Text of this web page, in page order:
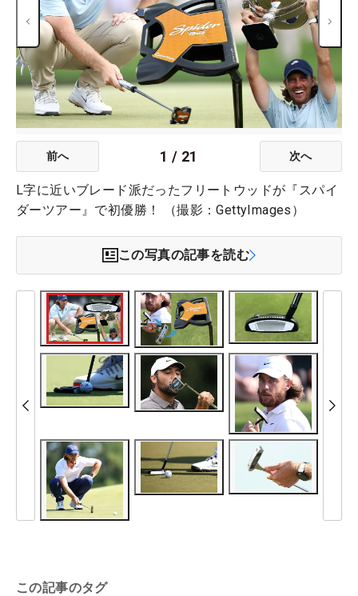
前へ 1 / 21 次へ
L字に近いブレード派だったフリートウッドが『スパイ
ダーツアー』で初優勝！ （撮影：GettyImages）
この写真の記事を読む
この記事のタグ